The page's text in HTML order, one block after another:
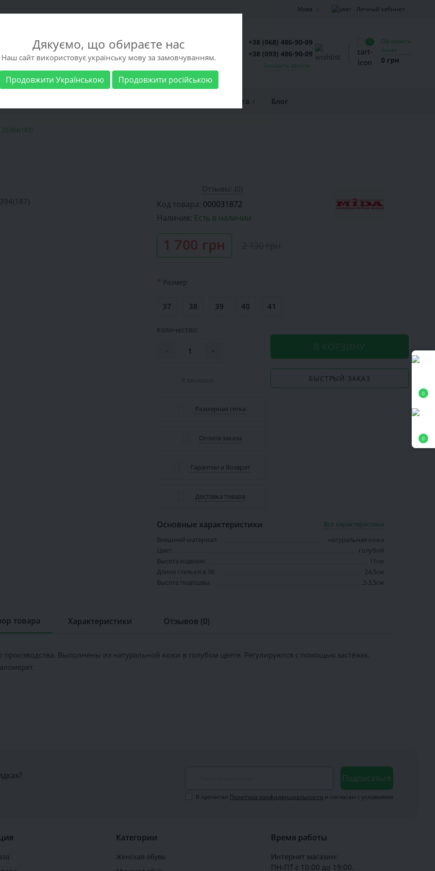
0
0
Мова Личный кабинет
+38 (068) 486-90-09
+38 (093) 486-90-09
Заказать звонок
0
Оформить
заказ
0 грн
Доставка и оплата Блог
Отзывы: (0)
Код товара: 000031872
Наличие: Есть в наличии
1 700 грн
* Размер
37 38 39 40 41
Количество:
- + В КОРЗИНУ
БЫСТРЫЙ ЗАКАЗ
Размерная сетка
Оплата заказа
Гарантии и Возврат
Доставка товара
Основные характеристики
Все характеристики
Внешний материал:
натуральная кожа
Цвет:
голубой
Высота изделия:
11см
Длина стельки в 38:
24,5см
Высота подошвы:
2-3,5см
товара Характеристики Отзывов (0)
Выполнены из натуральной кожи в голубом цвете. Регулируются с помощью застёжек.
Подписаться
Я прочитал Политика конфиденциальности и согласен с условиями
Категории
Женская обувь
Время работы
Интернет магазин:
ПН-ПТ с 10:00 до 19:00.
Дякуємо, що обираєте нас
Наш сайт використовує українську мову за замовчуванням.
Продовжити Українською Продовжити російською